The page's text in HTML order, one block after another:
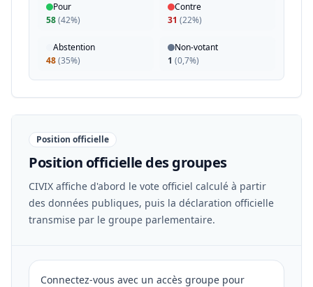
Pour
58(42%)
Contre
31 (22%)
Abstention
48(35%)
Non-votant
1 (0,7%)
Position officielle
Position officielle des groupes
CIVIX affiche d'abord le vote officiel calculé à partir
des données publiques, puis la déclaration officielle
transmise par le groupe parlementaire.
Connectez-vous avec un accès groupe pour